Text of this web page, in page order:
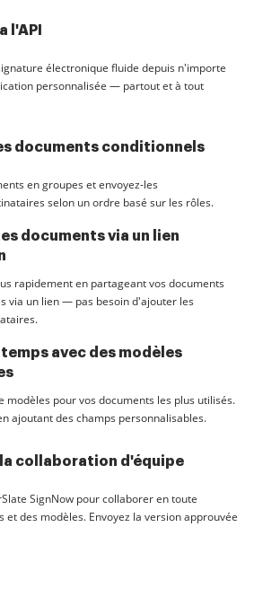
l'API
électronique fluide depuis n'importe
personnalisée — partout et à tout
documents conditionnels
en groupes et envoyez-les
selon un ordre basé sur les rôles.
documents via un lien
rapidement en partageant vos documents
via un lien — pas besoin d'ajouter les
temps avec des modèles
modèles pour vos documents les plus utilisés.
ajoutant des champs personnalisables.
collaboration d'équipe
SignNow pour collaborer en toute
et des modèles. Envoyez la version approuvée